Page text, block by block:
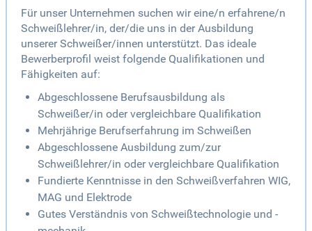
Für unser Unternehmen suchen wir eine/n erfahrene/n
Schweißlehrer/in, der/die uns in der Ausbildung
unserer Schweißer/innen unterstützt. Das ideale
Bewerberprofil weist folgende Qualifikationen und
Fähigkeiten auf:
Abgeschlossene Berufsausbildung als
Schweißer/in oder vergleichbare Qualifikation
Mehrjährige Berufserfahrung im Schweißen
Abgeschlossene Ausbildung zum/zur
Schweißlehrer/in oder vergleichbare Qualifikation
Fundierte Kenntnisse in den Schweißverfahren WIG,
MAG und Elektrode
Gutes Verständnis von Schweißtechnologie und -